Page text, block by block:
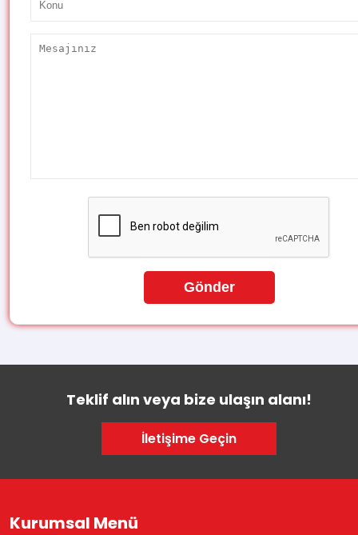
Gönder
Teklif alın veya bize ulaşın alanı!
İletişime Geçin
Kurumsal Menü